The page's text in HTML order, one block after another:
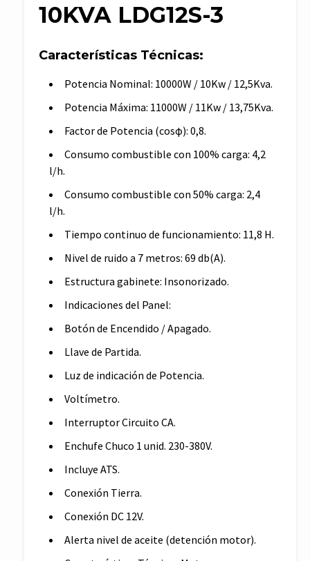
10KVA LDG12S-3
Características Técnicas:
Potencia Nominal: 10000W / 10Kw / 12,5Kva.
Potencia Máxima: 11000W / 11Kw / 13,75Kva.
Factor de Potencia (cosφ): 0,8.
Consumo combustible con 100% carga: 4,2
l/h.
Consumo combustible con 50% carga: 2,4
l/h.
Tiempo continuo de funcionamiento: 11,8 H.
Nivel de ruido a 7 metros: 69 db(A).
Estructura gabinete: Insonorizado.
Indicaciones del Panel:
Botón de Encendido / Apagado.
Llave de Partida.
Luz de indicación de Potencia.
Voltímetro.
Interruptor Circuito CA.
Enchufe Chuco 1 unid. 230-380V.
Incluye ATS.
Conexión Tierra.
Conexión DC 12V.
Alerta nivel de aceite (detención motor).